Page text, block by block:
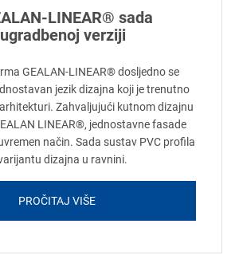
LINEAR® sada
verziji
GEALAN-LINEAR® dosljedno se
jezik dizajna koji je trenutno
Zahvaljujući kutnom dizajnu
LINEAR®, jednostavne fasade
način. Sada sustav PVC profila
dizajna u ravnini.
PROČITAJ VIŠE